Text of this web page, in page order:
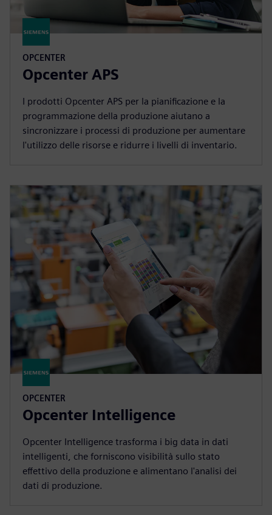
OPCENTER
Opcenter APS
I prodotti Opcenter APS per la pianificazione e la
programmazione della produzione aiutano a
sincronizzare i processi di produzione per aumentare
l'utilizzo delle risorse e ridurre i livelli di inventario.
OPCENTER
Opcenter Intelligence
Opcenter Intelligence trasforma i big data in dati
intelligenti, che forniscono visibilità sullo stato
effettivo della produzione e alimentano l'analisi dei
dati di produzione.